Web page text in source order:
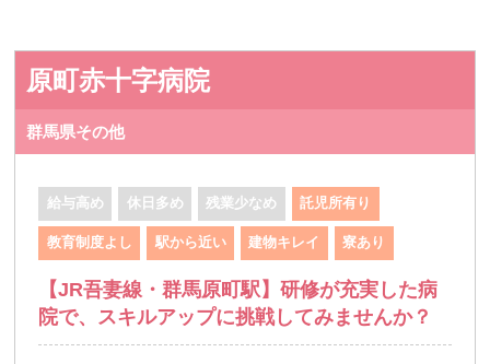
原町赤十字病院
群馬県その他
給与高め 休日多め 残業少なめ 託児所有り
教育制度よし 駅から近い 建物キレイ 寮あり
【JR吾妻線・群馬原町駅】研修が充実した病
院で、スキルアップに挑戦してみませんか？